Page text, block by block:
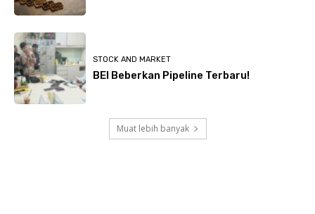
STOCK AND MARKET
BEI Beberkan Pipeline Terbaru!
Muat lebih banyak